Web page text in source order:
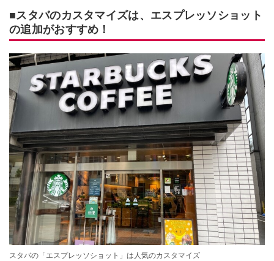
■スタバのカスタマイズは、エスプレッソショット
の追加がおすすめ！
スタバの「エスプレッソショット」は人気のカスタマイズ